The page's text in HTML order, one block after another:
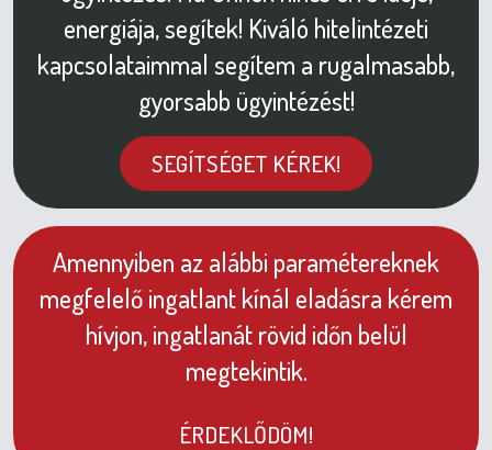
energiája, segítek! Kiváló hitelintézeti
kapcsolataimmal segítem a rugalmasabb,
gyorsabb ügyintézést!
SEGÍTSÉGET KÉREK!
Amennyiben az alábbi paramétereknek
megfelelő ingatlant kínál eladásra kérem
hívjon, ingatlanát rövid időn belül
megtekintik.
ÉRDEKLŐDÖM!